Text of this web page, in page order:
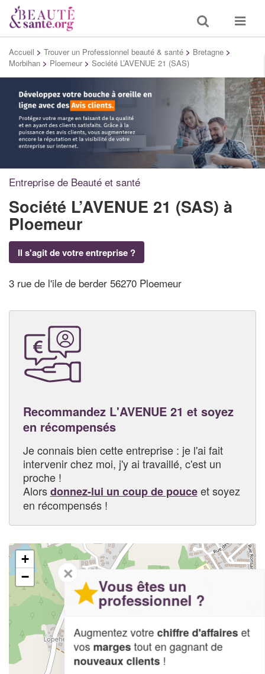
Toggle
search
Toggle
Accueil > Trouver un Professionnel beauté & santé > Bretagne >
Morbihan > Ploemeur > Société L’AVENUE 21 (SAS)
Entreprise de Beauté et santé
Société L’AVENUE 21 (SAS) à
Ploemeur
Il s'agit de votre entreprise ?
3 rue de l'ile de berder 56270 Ploemeur
Recommandez L'AVENUE 21 et soyez
en récompensés
Je connais bien cette entreprise : je l'ai fait
intervenir chez moi, j'y ai travaillé, c'est un
proche !
Alorsdonnez-lui un coup de pouceet soyez
en récompensés !
+
−
✕
Vous êtes un
professionnel ?
Augmentez votrechiffre d'affaireset
vos margestout en gagnant de
nouveaux clients!